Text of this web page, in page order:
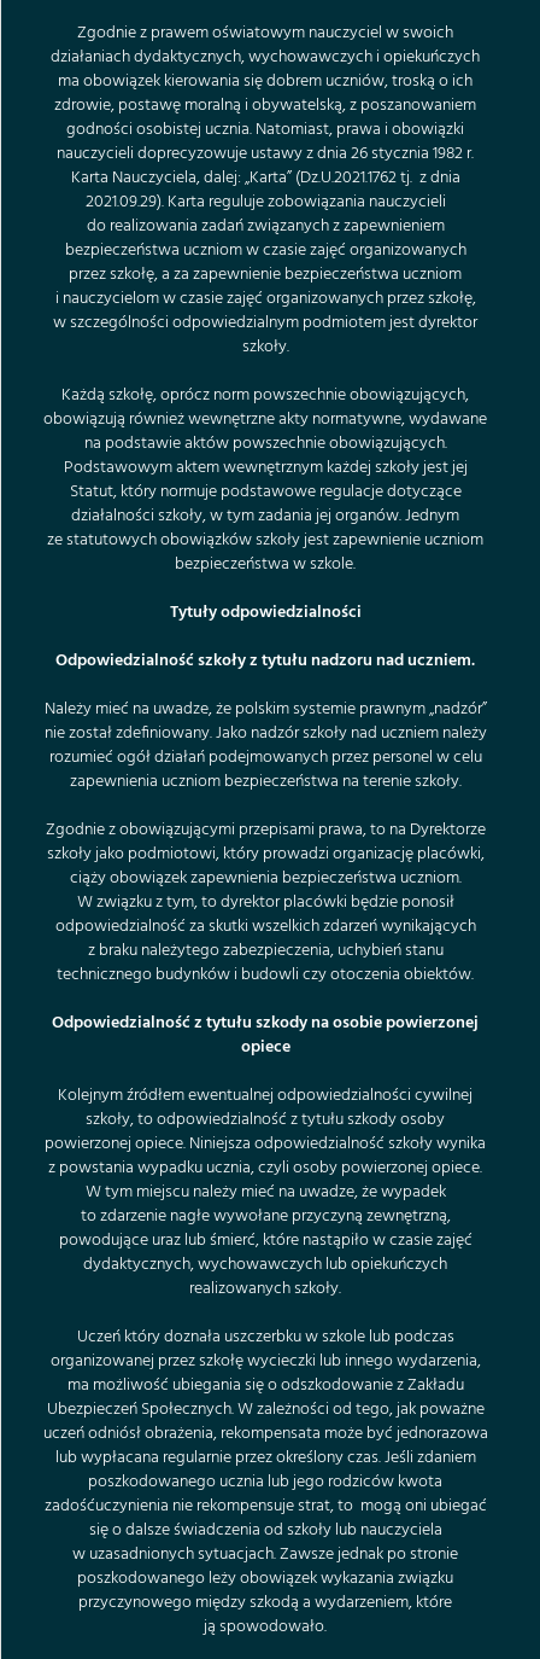
Zgodnie z prawem oświatowym nauczyciel w swoich
działaniach dydaktycznych, wychowawczych i opiekuńczych
ma obowiązek kierowania się dobrem uczniów, troską o ich
zdrowie, postawę moralną i obywatelską, z poszanowaniem
godności osobistej ucznia. Natomiast, prawa i obowiązki
nauczycieli doprecyzowuje ustawy z dnia 26 stycznia 1982 r.
Karta Nauczyciela, dalej: „Karta” (Dz.U.2021.1762 tj. z dnia
2021.09.29). Karta reguluje zobowiązania nauczycieli
do realizowania zadań związanych z zapewnieniem
bezpieczeństwa uczniom w czasie zajęć organizowanych
przez szkołę, a za zapewnienie bezpieczeństwa uczniom
i nauczycielom w czasie zajęć organizowanych przez szkołę,
w szczególności odpowiedzialnym podmiotem jest dyrektor
szkoły.
Każdą szkołę, oprócz norm powszechnie obowiązujących,
obowiązują również wewnętrzne akty normatywne, wydawane
na podstawie aktów powszechnie obowiązujących.
Podstawowym aktem wewnętrznym każdej szkoły jest jej
Statut, który normuje podstawowe regulacje dotyczące
działalności szkoły, w tym zadania jej organów. Jednym
ze statutowych obowiązków szkoły jest zapewnienie uczniom
bezpieczeństwa w szkole.
Tytuły odpowiedzialności
Odpowiedzialność szkoły z tytułu nadzoru nad uczniem.
Należy mieć na uwadze, że polskim systemie prawnym „nadzór”
nie został zdefiniowany. Jako nadzór szkoły nad uczniem należy
rozumieć ogół działań podejmowanych przez personel w celu
zapewnienia uczniom bezpieczeństwa na terenie szkoły.
Zgodnie z obowiązującymi przepisami prawa, to na Dyrektorze
szkoły jako podmiotowi, który prowadzi organizację placówki,
ciąży obowiązek zapewnienia bezpieczeństwa uczniom.
W związku z tym, to dyrektor placówki będzie ponosił
odpowiedzialność za skutki wszelkich zdarzeń wynikających
z braku należytego zabezpieczenia, uchybień stanu
technicznego budynków i budowli czy otoczenia obiektów.
Odpowiedzialność z tytułu szkody na osobie powierzonej
opiece
Kolejnym źródłem ewentualnej odpowiedzialności cywilnej
szkoły, to odpowiedzialność z tytułu szkody osoby
powierzonej opiece. Niniejsza odpowiedzialność szkoły wynika
z powstania wypadku ucznia, czyli osoby powierzonej opiece.
W tym miejscu należy mieć na uwadze, że wypadek
to zdarzenie nagłe wywołane przyczyną zewnętrzną,
powodujące uraz lub śmierć, które nastąpiło w czasie zajęć
dydaktycznych, wychowawczych lub opiekuńczych
realizowanych szkoły.
Uczeń który doznała uszczerbku w szkole lub podczas
organizowanej przez szkołę wycieczki lub innego wydarzenia,
ma możliwość ubiegania się o odszkodowanie z Zakładu
Ubezpieczeń Społecznych. W zależności od tego, jak poważne
uczeń odniósł obrażenia, rekompensata może być jednorazowa
lub wypłacana regularnie przez określony czas. Jeśli zdaniem
poszkodowanego ucznia lub jego rodziców kwota
zadośćuczynienia nie rekompensuje strat, to mogą oni ubiegać
się o dalsze świadczenia od szkoły lub nauczyciela
w uzasadnionych sytuacjach. Zawsze jednak po stronie
poszkodowanego leży obowiązek wykazania związku
przyczynowego między szkodą a wydarzeniem, które
ją spowodowało.